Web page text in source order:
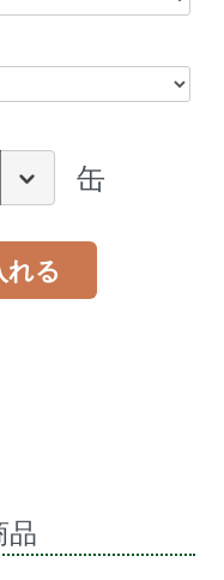
缶
る
品